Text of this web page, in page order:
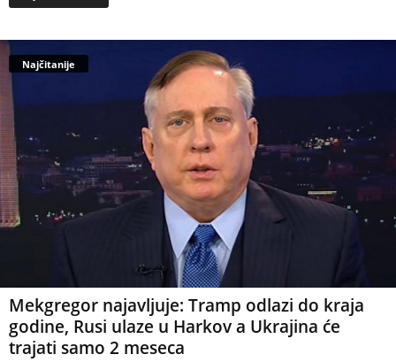
Najčitanije
Mekgregor najavljuje: Tramp odlazi do kraja
godine, Rusi ulaze u Harkov a Ukrajina će
trajati samo 2 meseca